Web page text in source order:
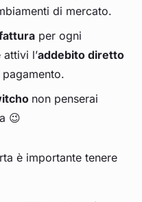
di mercato.
per ogni
l’addebito diretto
non penserai
😉
è importante tenere